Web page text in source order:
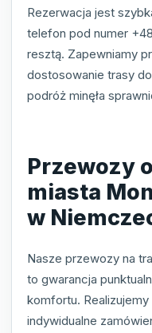
Rezerwacja jest
telefon pod numer
resztą. Zapewniamy
dostosowanie trasy
podróż minęła
Przewozy
miasta
w
Nasze przewozy na
to gwarancja
komfortu. Realizujemy
indywidualne